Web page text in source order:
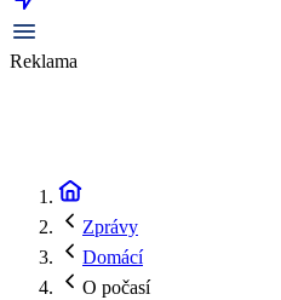
Reklama
Zprávy
Domácí
O počasí